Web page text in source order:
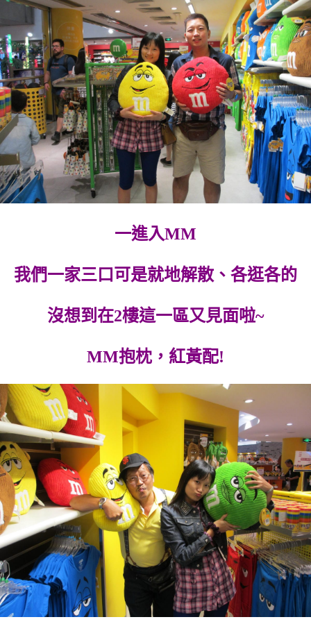
一進入MM
我們一家三口可是就地解散、各逛各的
沒想到在2樓這一區又見面啦~
MM抱枕，紅黃配!